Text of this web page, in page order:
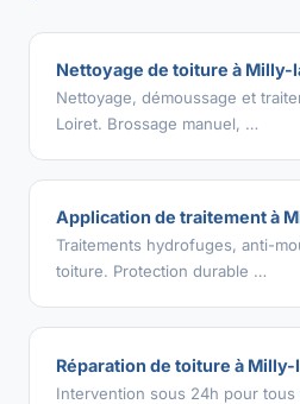
Nettoyage de toiture à Milly-
Nettoyage, démoussage et
Loiret. Brossage manuel, …
Application de traitement à
Traitements hydrofuges, anti-
toiture. Protection durable …
Réparation de toiture à
Intervention sous 24h pour